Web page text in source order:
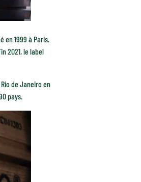
1999 à Paris.
2021, le label
de Janeiro en
pays.